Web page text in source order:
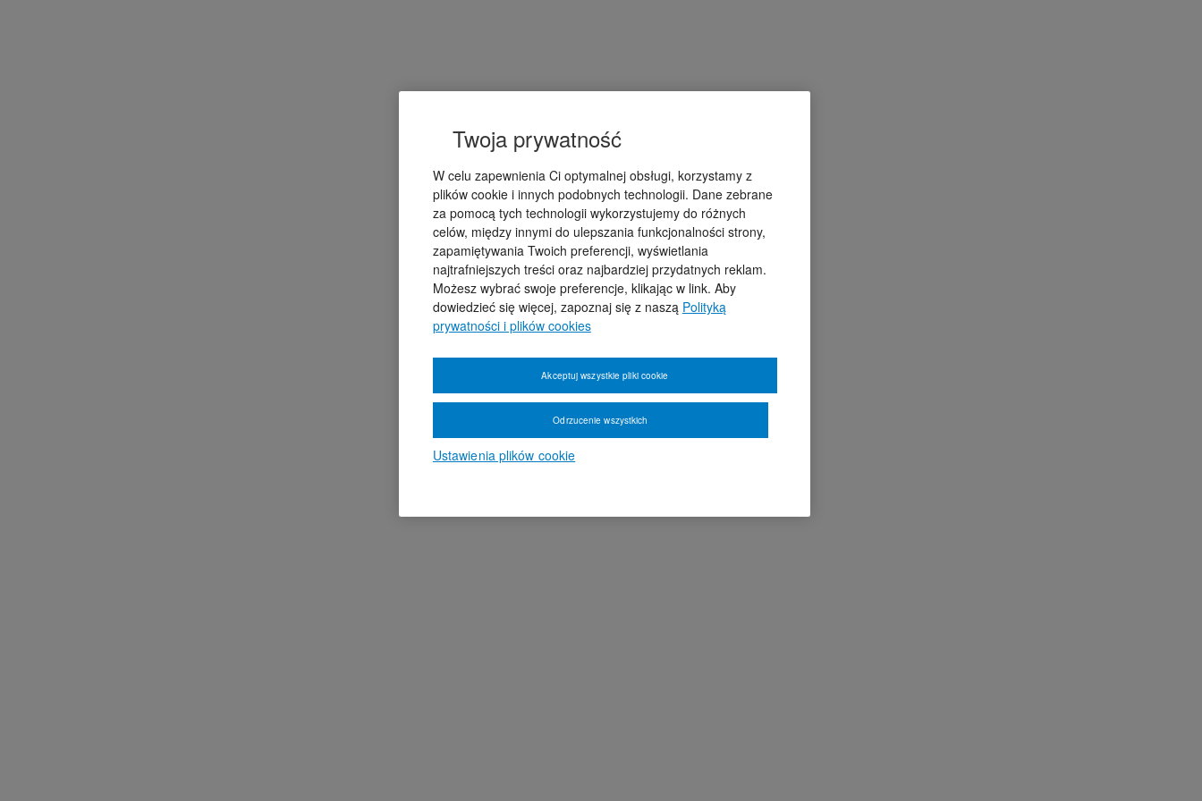
Twoja prywatność
W celu zapewnienia Ci optymalnej obsługi, korzystamy z
plików cookie i innych podobnych technologii. Dane zebrane
za pomocą tych technologii wykorzystujemy do różnych
celów, między innymi do ulepszania funkcjonalności strony,
zapamiętywania Twoich preferencji, wyświetlania
najtrafniejszych treści oraz najbardziej przydatnych reklam.
Możesz wybrać swoje preferencje, klikając w link. Aby
dowiedzieć się więcej, zapoznaj się z naszą Polityką
prywatności i plików cookies
Ustawienia plików cookie
Odrzucenie wszystkich
Akceptuj wszystkie pliki cookie